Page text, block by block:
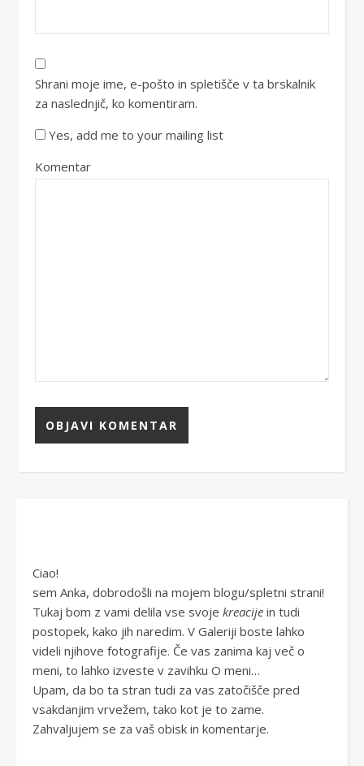
Shrani moje ime, e-pošto in spletišče v ta brskalnik
za naslednjič, ko komentiram.
Yes, add me to your mailing list
Komentar
Ciao!
sem Anka, dobrodošli na mojem blogu/spletni strani!
Tukaj bom z vami delila vse svoje kreacije in tudi
postopek, kako jih naredim. V Galeriji boste lahko
videli njihove fotografije. Če vas zanima kaj več o
meni, to lahko izveste v zavihku O meni…
Upam, da bo ta stran tudi za vas zatočišče pred
vsakdanjim vrvežem, tako kot je to zame.
Zahvaljujem se za vaš obisk in komentarje.